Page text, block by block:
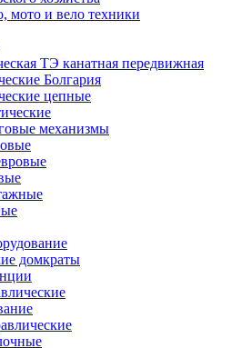
мото и вело техники
ТЭ канатная передвижная
Болгария
цепные
механизмы
домкраты